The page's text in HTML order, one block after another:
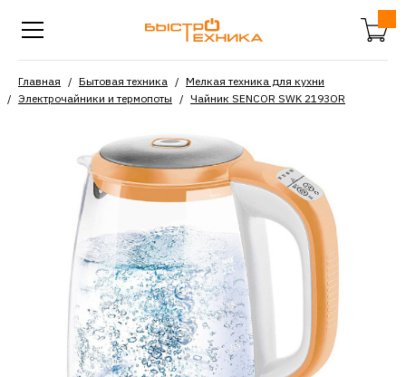
Главная Бытовая техника
Мелкая техника для кухни
Электрочайники и термопоты
Чайник SENCOR SWK 2193OR